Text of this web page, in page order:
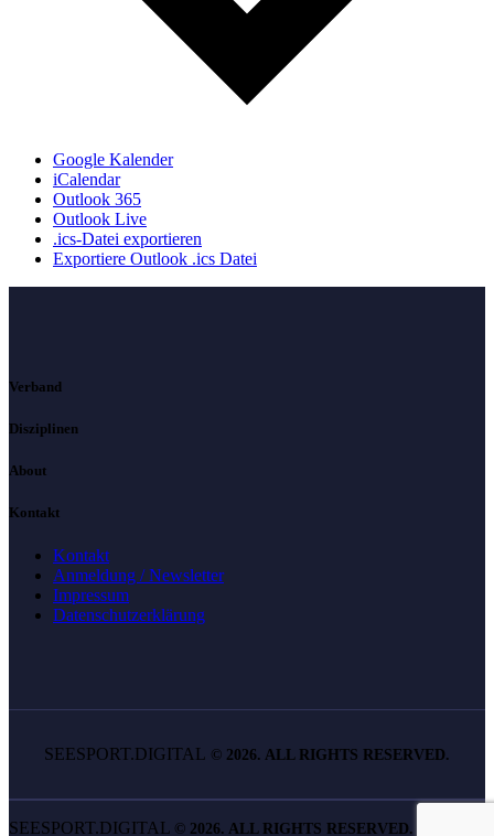
Google Kalender
iCalendar
Outlook 365
Outlook Live
.ics-Datei exportieren
Exportiere Outlook .ics Datei
Verband
Disziplinen
About
Kontakt
Kontakt
Anmeldung / Newsletter
Impressum
Datenschutzerklärung
SEESPORT.DIGITAL © 2026. ALL RIGHTS RESERVED.
SEESPORT.DIGITAL © 2026. ALL RIGHTS RESERVED.